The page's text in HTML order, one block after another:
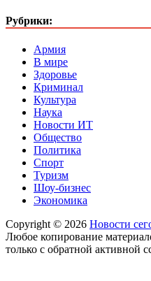
Рубрики:
Армия
В мире
Здоровье
Криминал
Культура
Наука
Новости ИТ
Общество
Политика
Спорт
Туризм
Шоу-бизнес
Экономика
Copyright © 2026 Новости
Любое копирование
только с обратной активной